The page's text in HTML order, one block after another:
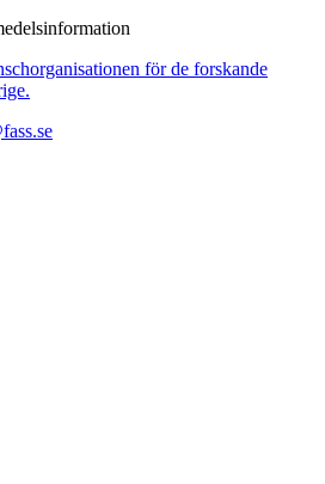
för de forskande